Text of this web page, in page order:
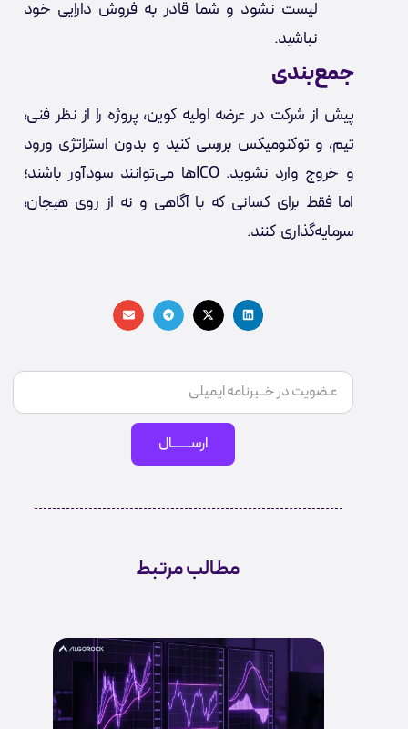
لیست نشود و شما قادر به فروش دارایی خود
نباشید.
جمع‌بندی
پیش از شرکت در عرضه اولیه کوین، پروژه را از نظر فنی،
تیم، و توکنومیکس بررسی کنید و بدون استراتژی ورود
و خروج وارد نشوید. ICOها می‌توانند سودآور باشند؛
اما فقط برای کسانی که با آگاهی و نه از روی هیجان،
سرمایه‌گذاری کنند.
ارســـــــال
مطالب مرتبط